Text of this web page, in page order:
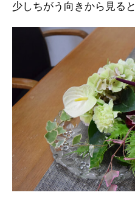
少しちがう向きから見ると